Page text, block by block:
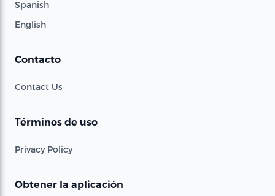
Spanish
English
Contacto
Contact Us
Términos de uso
Privacy Policy
Obtener la aplicación